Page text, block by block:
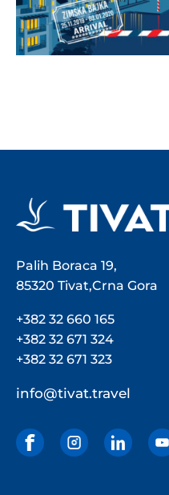
Palih Boraca 19,
85320 Tivat,Crna Gora
+382 32 660 165
+382 32 671 324
+382 32 671 323
info@tivat.travel